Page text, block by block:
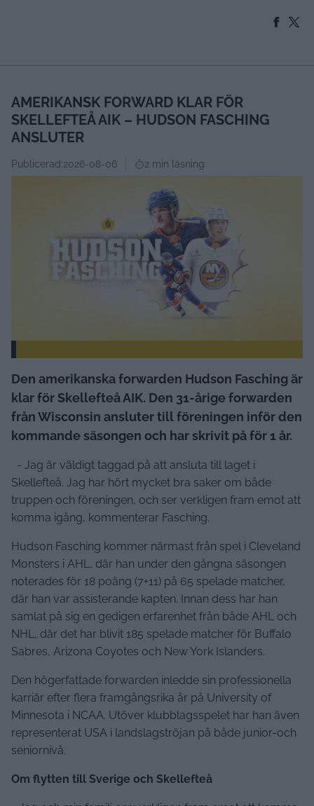
AMERIKANSK FORWARD KLAR FÖR
SKELLEFTEÅ AIK – HUDSON FASCHING
ANSLUTER
Publicerad:2026-08-06 2 min läsning
Den amerikanska forwarden Hudson Fasching är
klar för Skellefteå AIK. Den 31-årige forwarden
från Wisconsin ansluter till föreningen inför den
kommande säsongen och har skrivit på för 1 år.
- Jag är väldigt taggad på att ansluta till laget i
Skellefteå. Jag har hört mycket bra saker om både
truppen och föreningen, och ser verkligen fram emot att
komma igång, kommenterar Fasching.
Hudson Fasching kommer närmast från spel i Cleveland
Monsters i AHL, där han under den gångna säsongen
noterades för 18 poäng (7+11) på 65 spelade matcher,
där han var assisterande kapten. Innan dess har han
samlat på sig en gedigen erfarenhet från både AHL och
NHL, där det har blivit 185 spelade matcher för Buffalo
Sabres, Arizona Coyotes och New York Islanders.
Den högerfattade forwarden inledde sin professionella
karriär efter flera framgångsrika år på University of
Minnesota i NCAA. Utöver klubblagsspelet har han även
representerat USA i landslagströjan på både junior-och
seniornivå.
Om flytten till Sverige och Skellefteå